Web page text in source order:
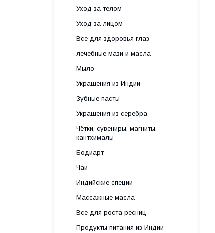
Уход за телом
Уход за лицом
Все для здоровья глаз
лечебные мази и масла
Мыло
Украшения из Индии
Зубные пасты
Украшения из серебра
Чётки, сувениры, магниты,
кантхималы
Бодиарт
Чаи
Индийские специи
Массажные масла
Все для роста ресниц
Продукты питания из Индии